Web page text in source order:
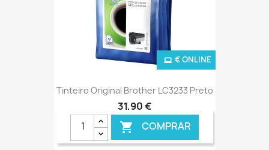
Tinteiro Original Brother LC3233 Preto
31,90 €
 COMPRAR
€ ONLINE